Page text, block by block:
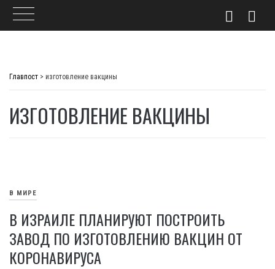
Главпост > изготовление вакцины
ИЗГОТОВЛЕНИЕ ВАКЦИНЫ
В МИРЕ
В ИЗРАИЛЕ ПЛАНИРУЮТ ПОСТРОИТЬ
ЗАВОД ПО ИЗГОТОВЛЕНИЮ ВАКЦИН ОТ
КОРОНАВИРУСА